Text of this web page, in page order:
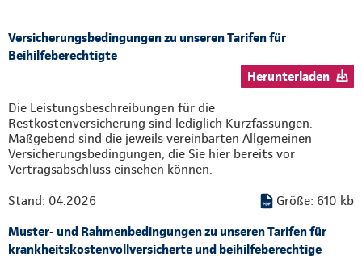
Versicherungsbedingungen zu unseren Tarifen für
Beihilfeberechtigte
Herunterladen
Die Leistungsbeschreibungen für die
Restkostenversicherung sind lediglich Kurzfassungen.
Maßgebend sind die jeweils vereinbarten Allgemeinen
Versicherungsbedingungen, die Sie hier bereits vor
Vertragsabschluss einsehen können.
Stand: 04.2026
Größe: 610 kb
Muster- und Rahmenbedingungen zu unseren Tarifen für
krankheitskostenvollversicherte und beihilfeberechtige